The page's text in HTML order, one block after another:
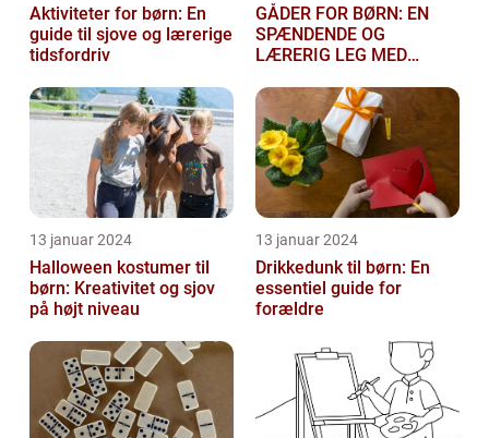
Aktiviteter for børn: En
guide til sjove og lærerige
tidsfordriv
GÅDER FOR BØRN: EN
SPÆNDENDE OG
LÆRERIG LEG MED
13 januar 2024
Halloween kostumer til
børn: Kreativitet og sjov
på højt niveau
13 januar 2024
Drikkedunk til børn: En
essentiel guide for
forældre